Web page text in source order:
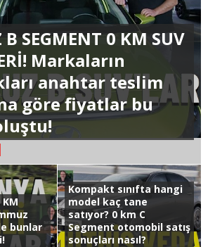
B SEGMENT 0 KM SUV
Markaların
anahtar teslim
göre fiyatlar bu
KM
bunlar
Kompakt sınıfta hangi
model kaç tane
satıyor? 0 km C
Segment otomobil satış
sonuçları nasıl?